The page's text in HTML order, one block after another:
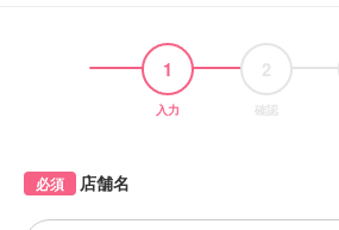
1
入力
2
確認
店舗名
必須